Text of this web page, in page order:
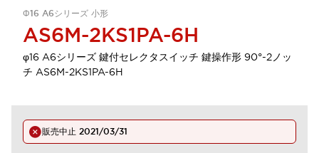
Φ16 A6シリーズ 小形
AS6M-2KS1PA-6H
φ16 A6シリーズ 鍵付セレクタスイッチ 鍵操作形 90°-2ノッ
チ AS6M-2KS1PA-6H
販売中止 2021/03/31